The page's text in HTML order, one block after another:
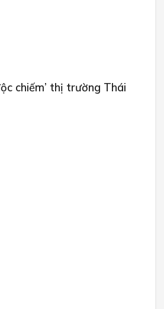
chiếm’ thị trường Thái